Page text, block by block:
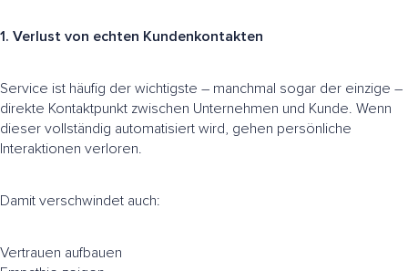
1. Verlust von echten Kundenkontakten
Service ist häufig der wichtigste – manchmal sogar der einzige –
direkte Kontaktpunkt zwischen Unternehmen und Kunde. Wenn
dieser vollständig automatisiert wird, gehen persönliche
Interaktionen verloren.
Damit verschwindet auch:
Vertrauen aufbauen